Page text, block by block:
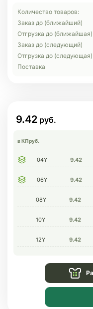
Количество товаров:
Заказ до (ближайший)
Отгрузка до (ближайшая)
Заказ до (следующий)
Отгрузка до (следующая)
Поставка
9.42
в КПруб.
04Y 9.42
06Y 9.42
08Y 9.42
10Y 9.42
12Y 9.42